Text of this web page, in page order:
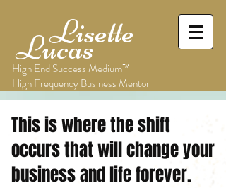
Lisette
Lucas
High End Success Medium™
High Frequency Business Mentor
This is where the shift
occurs that will change your
business and life forever.